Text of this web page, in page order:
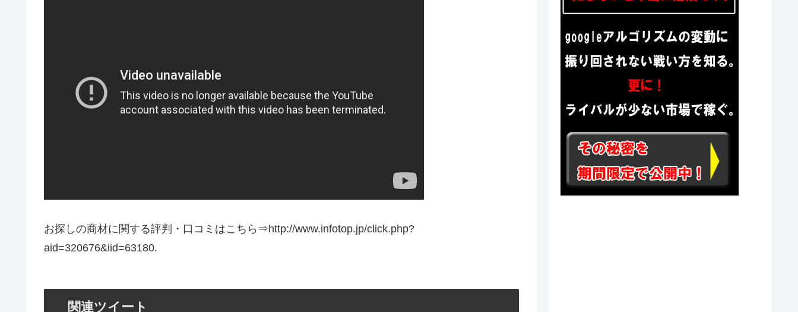
お探しの商材に関する評判・口コミはこちら⇒http://www.infotop.jp/click.php?
aid=320676&iid=63180.
関連ツイート